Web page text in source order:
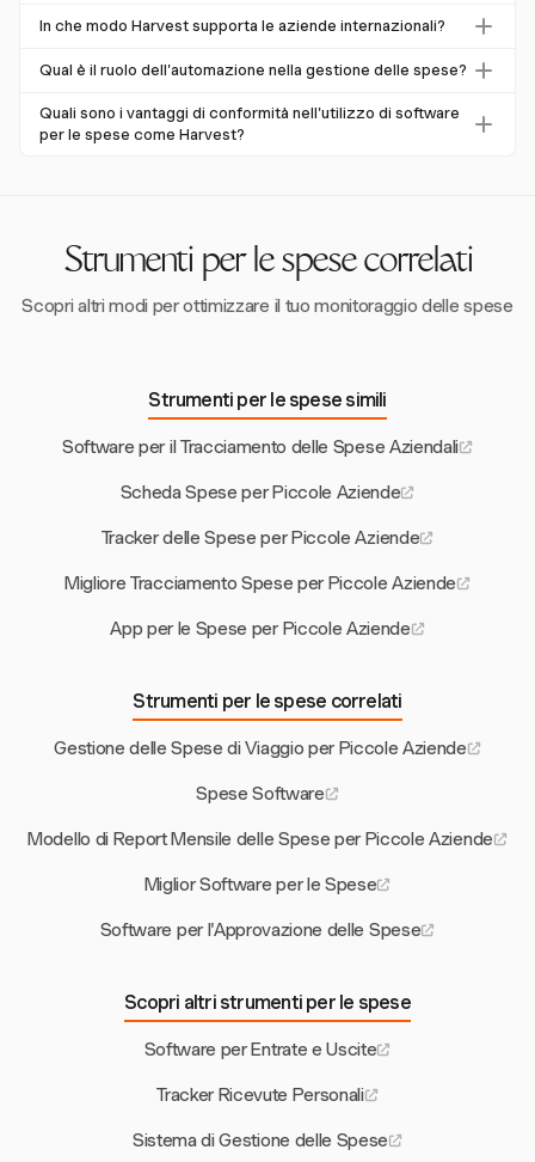
Il monitoraggio delle spese mobile consente la cattura e la
tempi di elaborazione e gli errori. Con il 54% delle
funzionalità sempre più importante per l'efficienza.
In che modo Harvest supporta le aziende internazionali?
Harvest supporta transazioni in più valute, consentendo alle
specifiche per i clienti. Questo è essenziale per le
operazioni internazionali, anche se non offre conversioni
Qual è il ruolo dell'automazione nella gestione delle spese?
L'automazione riduce l'elaborazione manuale, aumenta
l'accuratezza e accelera il ciclo di approvazione, che sono
Quali sono i vantaggi di conformità nell'utilizzo di software
per le spese come Harvest?
conformità. Il 61% delle imprese riporta un miglioramento
della conformità grazie a tali strumenti.
Strumenti per le spese correlati
Scopri altri modi per ottimizzare il tuo monitoraggio delle spese
Strumenti per le spese simili
Software per il Tracciamento delle Spese Aziendali
Scheda Spese per Piccole Aziende
Tracker delle Spese per Piccole Aziende
Migliore Tracciamento Spese per Piccole Aziende
App per le Spese per Piccole Aziende
Strumenti per le spese correlati
Gestione delle Spese di Viaggio per Piccole Aziende
Spese Software
Modello di Report Mensile delle Spese per Piccole Aziende
Miglior Software per le Spese
Software per l'Approvazione delle Spese
Scopri altri strumenti per le spese
Software per Entrate e Uscite
Tracker Ricevute Personali
Sistema di Gestione delle Spese